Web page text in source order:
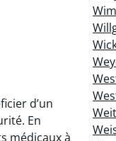
d’un
En
médicaux à